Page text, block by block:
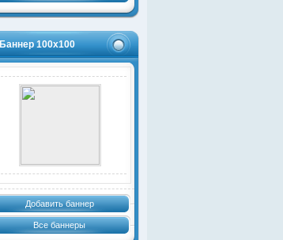
Баннер 100х100
Добавить баннер
Все баннеры